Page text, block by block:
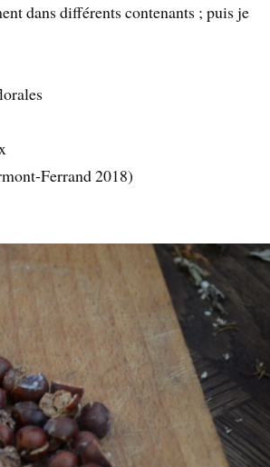
dans différents contenants ; puis je
Ferrand 2018)